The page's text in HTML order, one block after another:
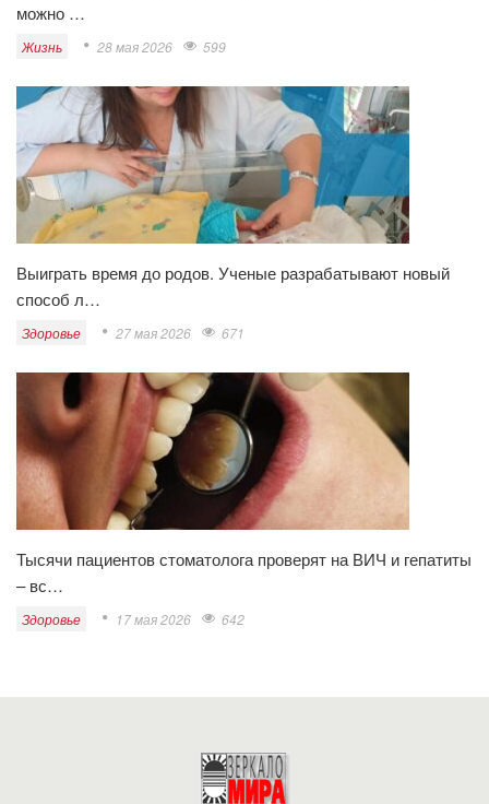
можно …
Жизнь 28 мая 2026 599
Выиграть время до родов. Ученые разрабатывают новый
способ л…
Здоровье 27 мая 2026 671
Тысячи пациентов стоматолога проверят на ВИЧ и гепатиты
– вс…
Здоровье 17 мая 2026 642